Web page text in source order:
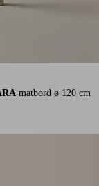
matbord ø 120 cm
9 st betyg